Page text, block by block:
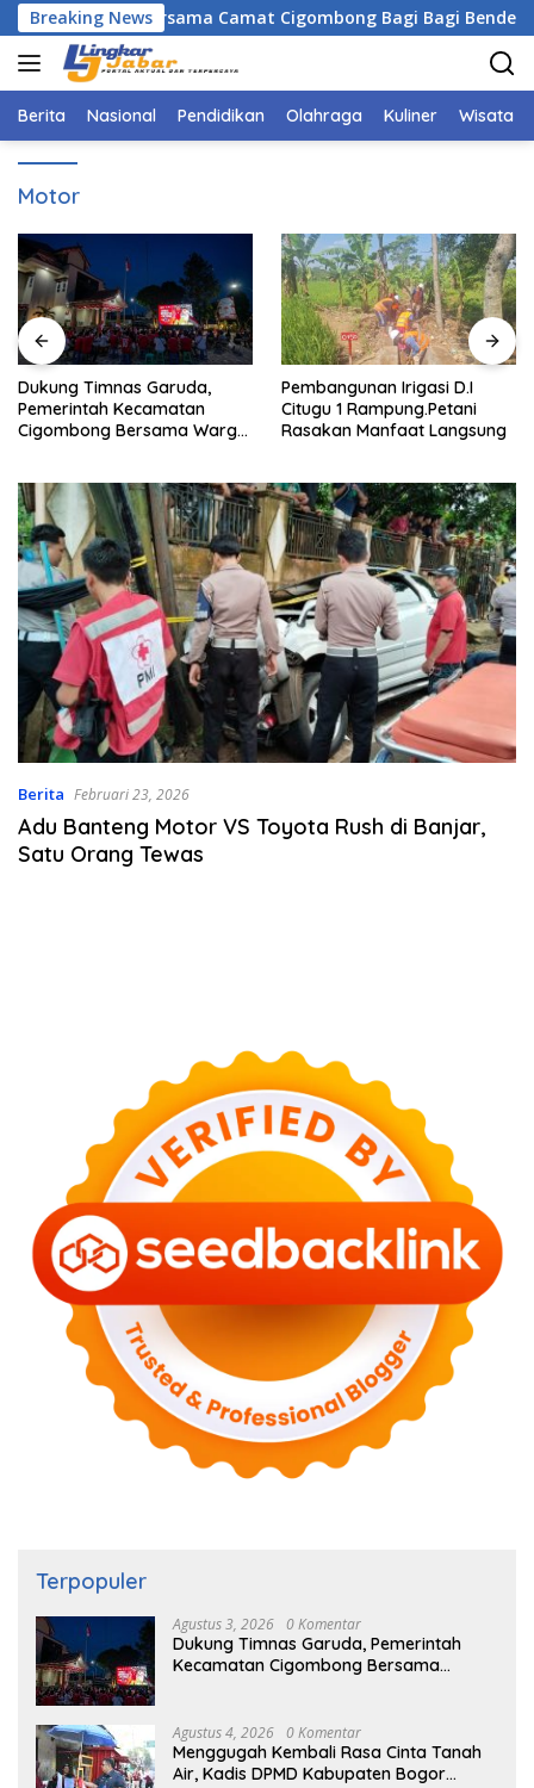
Langsung
ke
konten
Breaking News
Bogor Bersama Camat Cigombong Bagi Bagi Bendera
Berita Nasional Pendidikan Olahraga Kuliner Wisata
Motor
Dukung Timnas Garuda,
Pemerintah Kecamatan
Cigombong Bersama Warga
Pembangunan Irigasi D.I
Citugu 1 Rampung.Petani
Rasakan Manfaat Langsung
Berita Februari 23, 2026
Adu Banteng Motor VS Toyota Rush di Banjar,
Satu Orang Tewas
Terpopuler
Agustus 3, 2026 0 Komentar
Dukung Timnas Garuda, Pemerintah
Kecamatan Cigombong Bersama
Agustus 4, 2026 0 Komentar
Menggugah Kembali Rasa Cinta Tanah
Air, Kadis DPMD Kabupaten Bogor